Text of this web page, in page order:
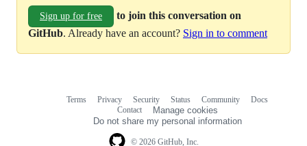
Sign up for free
to join this conversation on
GitHub. Already have an account? Sign in to comment
© 2026 GitHub, Inc.
Terms Privacy Security Status Community
Docs
Contact
Manage cookies
Do not share my personal information